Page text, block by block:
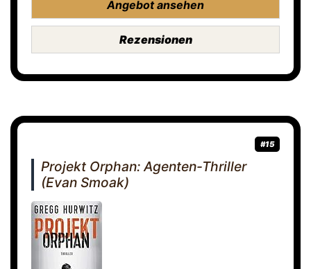
Angebot ansehen
Rezensionen
#15
Projekt Orphan: Agenten-Thriller
(Evan Smoak)